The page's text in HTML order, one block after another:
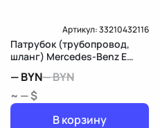
Артикул:33210432116
Патрубок (трубопровод,
шланг) Mercedes-Benz E
—BYN—BYN
~ — $
В корзину